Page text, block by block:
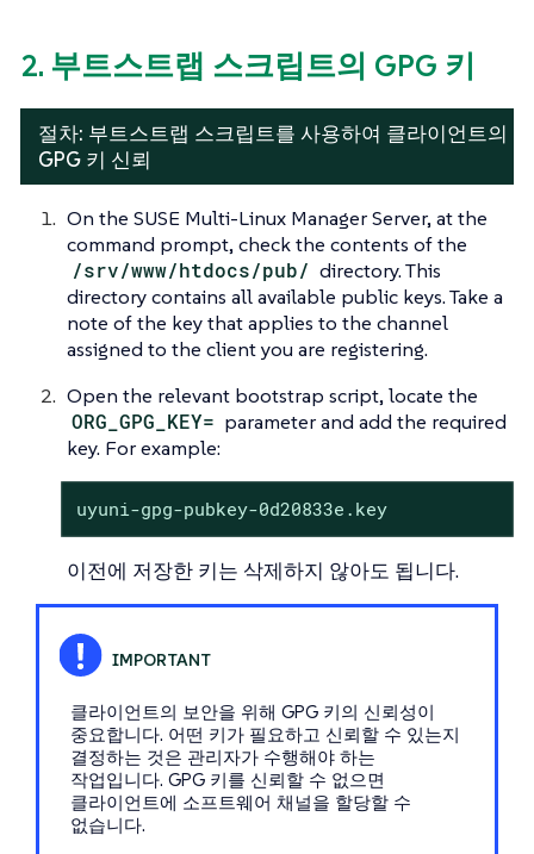
2. 부트스트랩 스크립트의 GPG 키
절차: 부트스트랩 스크립트를 사용하여 클라이언트의
GPG 키 신뢰
On the SUSE Multi-Linux Manager Server, at the
command prompt, check the contents of the
/srv/www/htdocs/pub/ directory. This
directory contains all available public keys. Take a
note of the key that applies to the channel
assigned to the client you are registering.
Open the relevant bootstrap script, locate the
ORG_GPG_KEY= parameter and add the required
key. For example:
uyuni-gpg-pubkey-0d20833e.key
이전에 저장한 키는 삭제하지 않아도 됩니다.
클라이언트의 보안을 위해 GPG 키의 신뢰성이
중요합니다. 어떤 키가 필요하고 신뢰할 수 있는지
결정하는 것은 관리자가 수행해야 하는
작업입니다. GPG 키를 신뢰할 수 없으면
클라이언트에 소프트웨어 채널을 할당할 수
없습니다.